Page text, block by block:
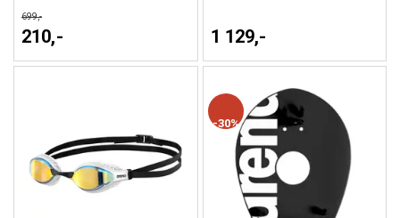
699,-
210,- 1 129,-
30%